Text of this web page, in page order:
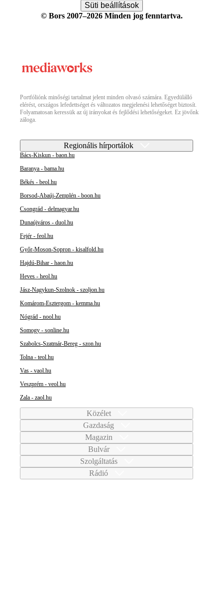
Süti beállítások
© Bors 2007–2026 Minden jog fenntartva.
Portfóliónk minőségi tartalmat jelent minden olvasó számára. Egyedülálló
elérést, országos lefedettséget és változatos megjelenési lehetőséget biztosít.
Folyamatosan keressük az új irányokat és fejlődési lehetőségeket. Ez jövőnk
záloga.
Regionális hírportálok
Bács-Kiskun - baon.hu
Baranya - bama.hu
Békés - beol.hu
Borsod-Abaúj-Zemplén - boon.hu
Csongrád - delmagyar.hu
Dunaújváros - duol.hu
Fejér - feol.hu
Győr-Moson-Sopron - kisalfold.hu
Hajdú-Bihar - haon.hu
Heves - heol.hu
Jász-Nagykun-Szolnok - szoljon.hu
Komárom-Esztergom - kemma.hu
Nógrád - nool.hu
Somogy - sonline.hu
Szabolcs-Szatmár-Bereg - szon.hu
Tolna - teol.hu
Vas - vaol.hu
Veszprém - veol.hu
Zala - zaol.hu
Közélet
Gazdaság
Magazin
Bulvár
Szolgáltatás
Rádió